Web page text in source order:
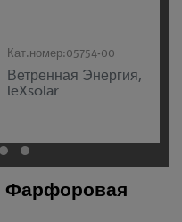
Кат.номер:05754-00
Ветренная Энергия,
leXsolar
Фарфоровая